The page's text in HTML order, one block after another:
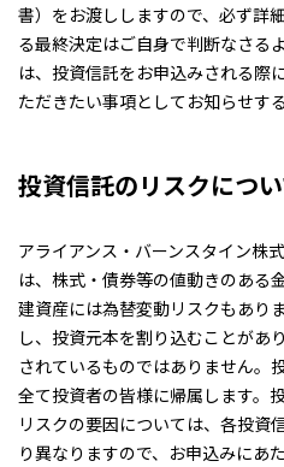
書）をお渡ししますので、必ず詳
る最終決定はご自身で判断なさる
は、投資信託をお申込みされる際
ただきたい事項としてお知らせす
投資信託のリスクにつ
アライアンス・バーンスタイン株
は、株式・債券等の値動きのある
建資産には為替変動リスクもあり
し、投資元本を割り込むことがあ
されているものではありません。
全て投資者の皆様に帰属します。
リスクの要因については、各投資
り異なりますので、お申込みにあ